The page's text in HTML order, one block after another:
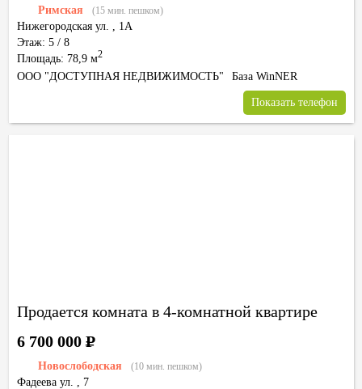
Римская (15 мин. пешком)
Нижегородская ул. , 1А
Этаж: 5 / 8
Площадь: 78,9 м2
ООО "ДОСТУПНАЯ НЕДВИЖИМОСТЬ" База WinNER
Показать телефон
Продается комната в 4-комнатной квартире
Новослободская (10 мин. пешком)
Фадеева ул. , 7
6 700 000Р